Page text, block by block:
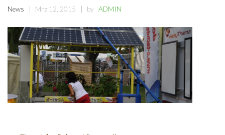
News Mrz 12, 2015 by ADMIN